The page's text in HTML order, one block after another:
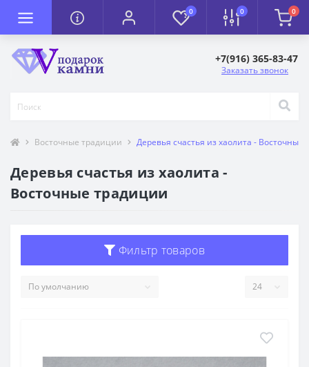
0 0 0
+7(916) 365-83-47
Заказать звонок
Восточные традиции Деревья счастья из хаолита - Восточные
Деревья счастья из хаолита -
Восточные традиции
Фильтр товаров